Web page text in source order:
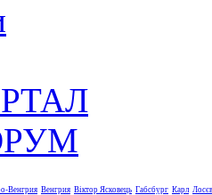
Венгрия Венгрия Віктор Ясковець Габсбург Карл Лосєв